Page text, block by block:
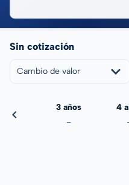
Sin cotización
Cambio de valor
3 años
-
4